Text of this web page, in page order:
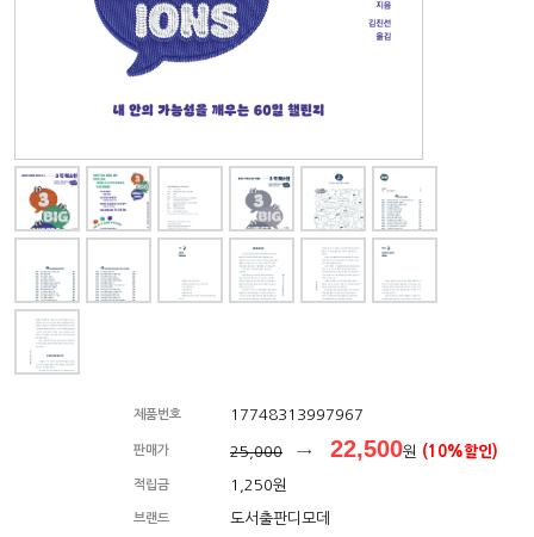
제품번호 17748313997967
판매가 25,000 → 22,500원 (10%할인)
적립금 1,250원
브랜드 도서출판디모데